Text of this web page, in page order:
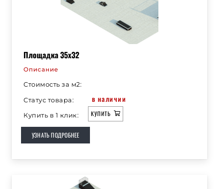
Площадка 35х32
Описание
Стоимость за м2:
Статус товара:
в наличии
Купить в 1 клик: КУПИТЬ
УЗНАТЬ ПОДРОБНЕЕ